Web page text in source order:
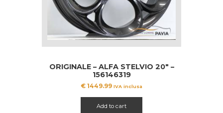
ORIGINALE – ALFA STELVIO 20″ –
156146319
€ 1449.99 IVA inclusa
Add to cart